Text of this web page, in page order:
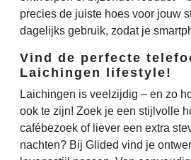
precies de juiste hoes voor jouw
dagelijks gebruik, zodat je
Vind de perfecte
Laichingen lifestyle!
Laichingen is veelzijdig – en zo
ook te zijn! Zoek je een stijlvolle
cafébezoek of liever een extra
nachten? Bij Glided vind je